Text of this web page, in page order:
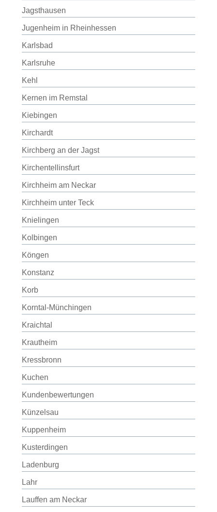
Jagsthausen
Jugenheim in Rheinhessen
Karlsbad
Karlsruhe
Kehl
Kernen im Remstal
Kiebingen
Kirchardt
Kirchberg an der Jagst
Kirchentellinsfurt
Kirchheim am Neckar
Kirchheim unter Teck
Knielingen
Kolbingen
Köngen
Konstanz
Korb
Korntal-Münchingen
Kraichtal
Krautheim
Kressbronn
Kuchen
Kundenbewertungen
Künzelsau
Kuppenheim
Kusterdingen
Ladenburg
Lahr
Lauffen am Neckar